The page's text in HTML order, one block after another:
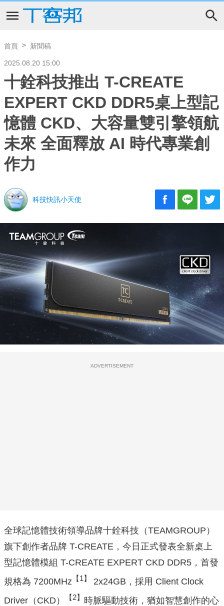
首頁 新聞稿
2025.08.20 15:00
十銓科技推出 T-CREATE
EXPERT CKD DDR5桌上型記
憶體 CKD、大容量雙引擎領航
未來 全面釋放 AI 時代專業創
作力
科技快訊小天使
ADVERTISEMENT
全球記憶體技術領導品牌十銓科技（TEAMGROUP）
旗下創作者品牌 T-CREATE，今日正式發表全新桌上
型記憶體模組 T-CREATE EXPERT CKD DDR5，首發
規格為 7200MHz 【1】
2x24GB，採用 Client Clock
Driver（CKD）
【2】 時脈驅動技術，猶如智慧創作的心